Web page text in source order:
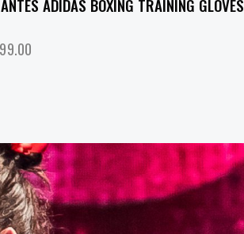
ADIDAS BOXING TRAINING GLOVES